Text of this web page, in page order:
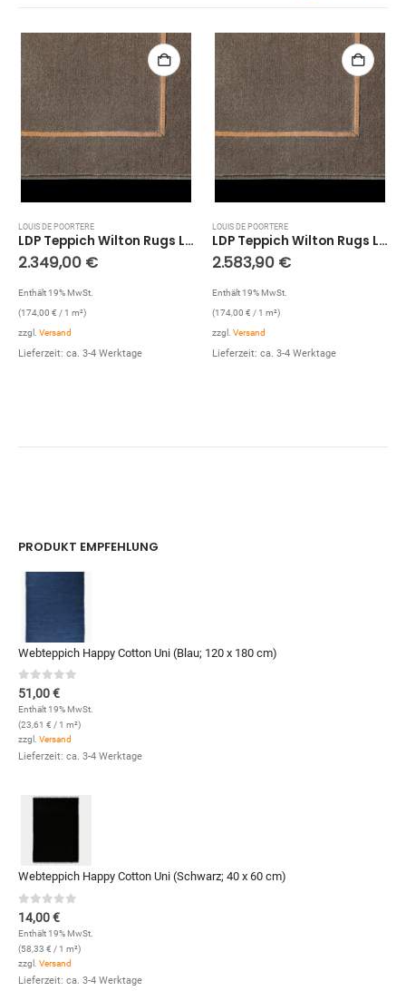
LOUIS DE POORTERE
LDP Teppich Wilton Rugs Leather Richelien Velours (1001; 300 x 450 cm)
2.349,00 €
Enthält 19% MwSt.
(174,00 € / 1 m²)
zzgl. Versand
Lieferzeit: ca. 3-4 Werktage
LOUIS DE POORTERE
LDP Teppich Wilton Rugs Leather Richelien Velours (1001; 330 x 450 cm)
2.583,90 €
Enthält 19% MwSt.
(174,00 € / 1 m²)
zzgl. Versand
Lieferzeit: ca. 3-4 Werktage
PRODUKT EMPFEHLUNG
Webteppich Happy Cotton Uni (Blau; 120 x 180 cm)
0out of 5
51,00€
Enthält 19% MwSt.
(23,61 € / 1 m²)
zzgl. Versand
Lieferzeit: ca. 3-4 Werktage
Webteppich Happy Cotton Uni (Schwarz; 40 x 60 cm)
0 out of 5
14,00€
Enthält 19% MwSt.
(58,33 € / 1 m²)
zzgl. Versand
Lieferzeit: ca. 3-4 Werktage